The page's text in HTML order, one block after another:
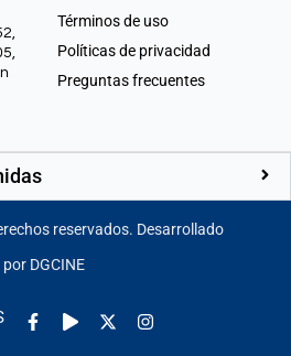
Términos de uso
Políticas de privacidad
Preguntas frecuentes
reservados. Desarrollado
por DGCINE
Facebook-
f
Play Instagram